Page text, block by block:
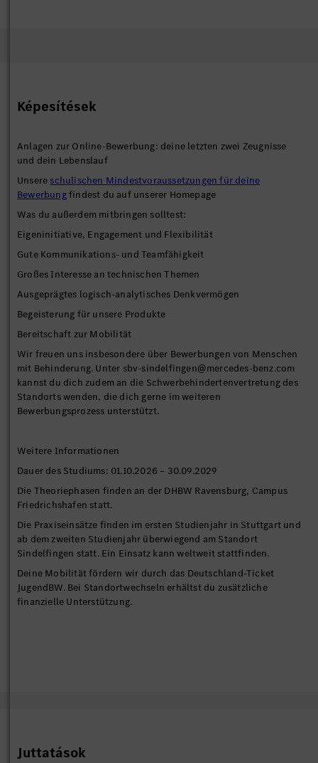
Képesítések
Anlagen zur Online-Bewerbung: deine letzten zwei Zeugnisse
und dein Lebenslauf
Unsere schulischen Mindestvoraussetzungen für deine
Bewerbungfindest du auf unserer Homepage
Was du außerdem mitbringen solltest:
Eigeninitiative, Engagement und Flexibilität
Gute Kommunikations- und Teamfähigkeit
Großes Interesse an technischen Themen
Ausgeprägtes logisch-analytisches Denkvermögen
Begeisterung für unsere Produkte
Bereitschaft zur Mobilität
Wir freuen uns insbesondere über Bewerbungen von Menschen
mit Behinderung. Unter sbv-sindelfingen@mercedes-benz.com
kannst du dich zudem an die Schwerbehindertenvertretung des
Standorts wenden, die dich gerne im weiteren
Bewerbungsprozess unterstützt.
Weitere Informationen
Dauer des Studiums: 01.10.2026 – 30.09.2029
Die Theoriephasen finden an der DHBW Ravensburg, Campus
Friedrichshafen statt.
Die Praxiseinsätze finden im ersten Studienjahr in Stuttgart und
ab dem zweiten Studienjahr überwiegend am Standort
Sindelfingen statt. Ein Einsatz kann weltweit stattfinden.
Deine Mobilität fördern wir durch das Deutschland-Ticket
JugendBW. Bei Standortwechseln erhältst du zusätzliche
finanzielle Unterstützung.
Juttatások